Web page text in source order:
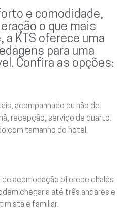
e comodidade,
o que mais
a KTS oferece uma
para uma
Confira as opções:
acompanhado ou não de
recepção, serviço de quarto.
com tamanho do hotel.
acomodação oferece chalés
chegar a até três andares e
e familiar.